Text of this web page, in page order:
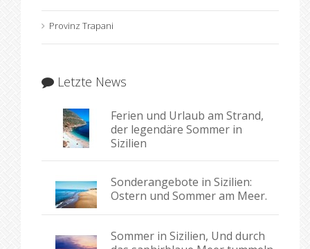
Provinz Trapani
Letzte News
Ferien und Urlaub am Strand,
der legendäre Sommer in
Sizilien
Sonderangebote in Sizilien:
Ostern und Sommer am Meer.
Sommer in Sizilien, Und durch